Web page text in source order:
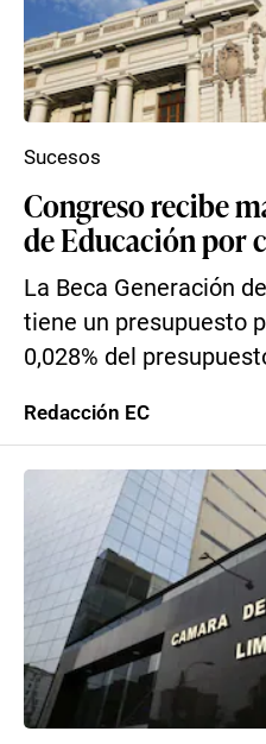
Congreso recibe
de Educación por
La Beca Generación
tiene un presupuesto
0,028% del
Sucesos
Redacción EC